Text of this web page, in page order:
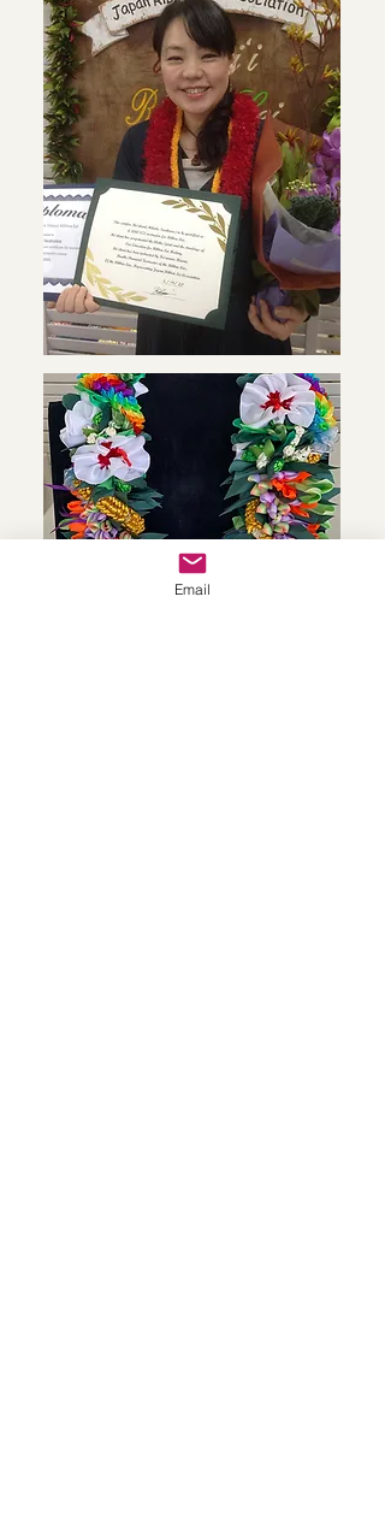
Email